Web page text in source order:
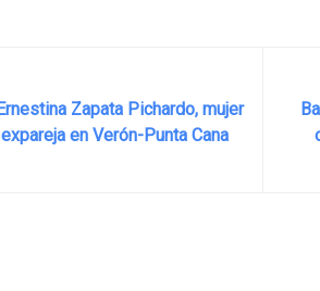
Zapata Pichardo, mujer
en Verón-Punta Cana